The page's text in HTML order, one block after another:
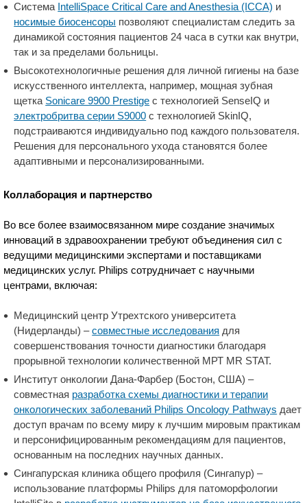
Cистема IntelliSpace Critical Care and Anesthesia (ICCA) и
носимые биосенсоры позволяют специалистам следить за
динамикой состояния пациентов 24 часа в сутки как внутри,
так и за пределами больницы.
Высокотехнологичные решения для личной гигиены на базе
искусственного интеллекта, например, мощная зубная
щетка Sonicare 9900 Prestige с технологией SenseIQ и
электробритва серии S9000 с технологией SkinIQ,
подстраиваются индивидуально под каждого пользователя.
Решения для персонального ухода становятся более
адаптивными и персонализированными.
Коллаборация и партнерство
Во все более взаимосвязанном мире создание значимых
инноваций в здравоохранении требуют объединения сил с
ведущими медицинскими экспертами и поставщиками
медицинских услуг. Philips сотрудничает с научными
центрами, включая:
Медицинский центр Утрехтского университета
(Нидерланды) ­–совместные исследования для
совершенствования точности диагностики благодаря
прорывной технологии количественной МРТ MR STAT.
Институт онкологии Дана-Фарбер (Бостон, США) –
совместная разработка схемы диагностики и терапии
онкологических заболеваний Philips Oncology Pathways дает
доступ врачам по всему миру к лучшим мировым практикам
и персонифицированным рекомендациям для пациентов,
основанным на последних научных данных.
Сингапурская клиника общего профиля (Сингапур) –
использование платформы Philips для патоморфологии